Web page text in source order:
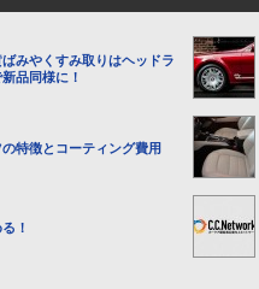
みやくすみ取りはヘッドラ
品同様に！
特徴とコーティング費用
！